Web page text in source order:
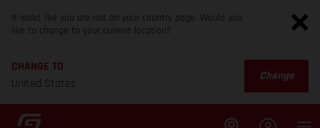
It looks like you are not on your country page. Would you
like to change to your current location?
CHANGE TO
United States
Change